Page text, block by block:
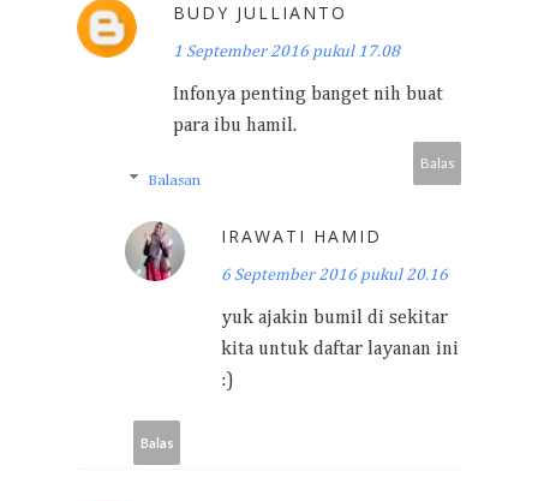
BUDY JULLIANTO
1 September 2016 pukul 17.08
Infonya penting banget nih buat
para ibu hamil.
Balas
Balasan
IRAWATI HAMID
6 September 2016 pukul 20.16
yuk ajakin bumil di sekitar
kita untuk daftar layanan ini
:)
Balas